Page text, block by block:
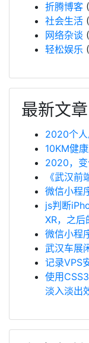
折腾博客
社会生活
网络杂谈
轻松娱乐
最新文章
2020个
10KM健
2020，
《武汉
微信小程
js判断
XR，之后
微信小程
武汉车展
记录VPS
使用
淡入淡出